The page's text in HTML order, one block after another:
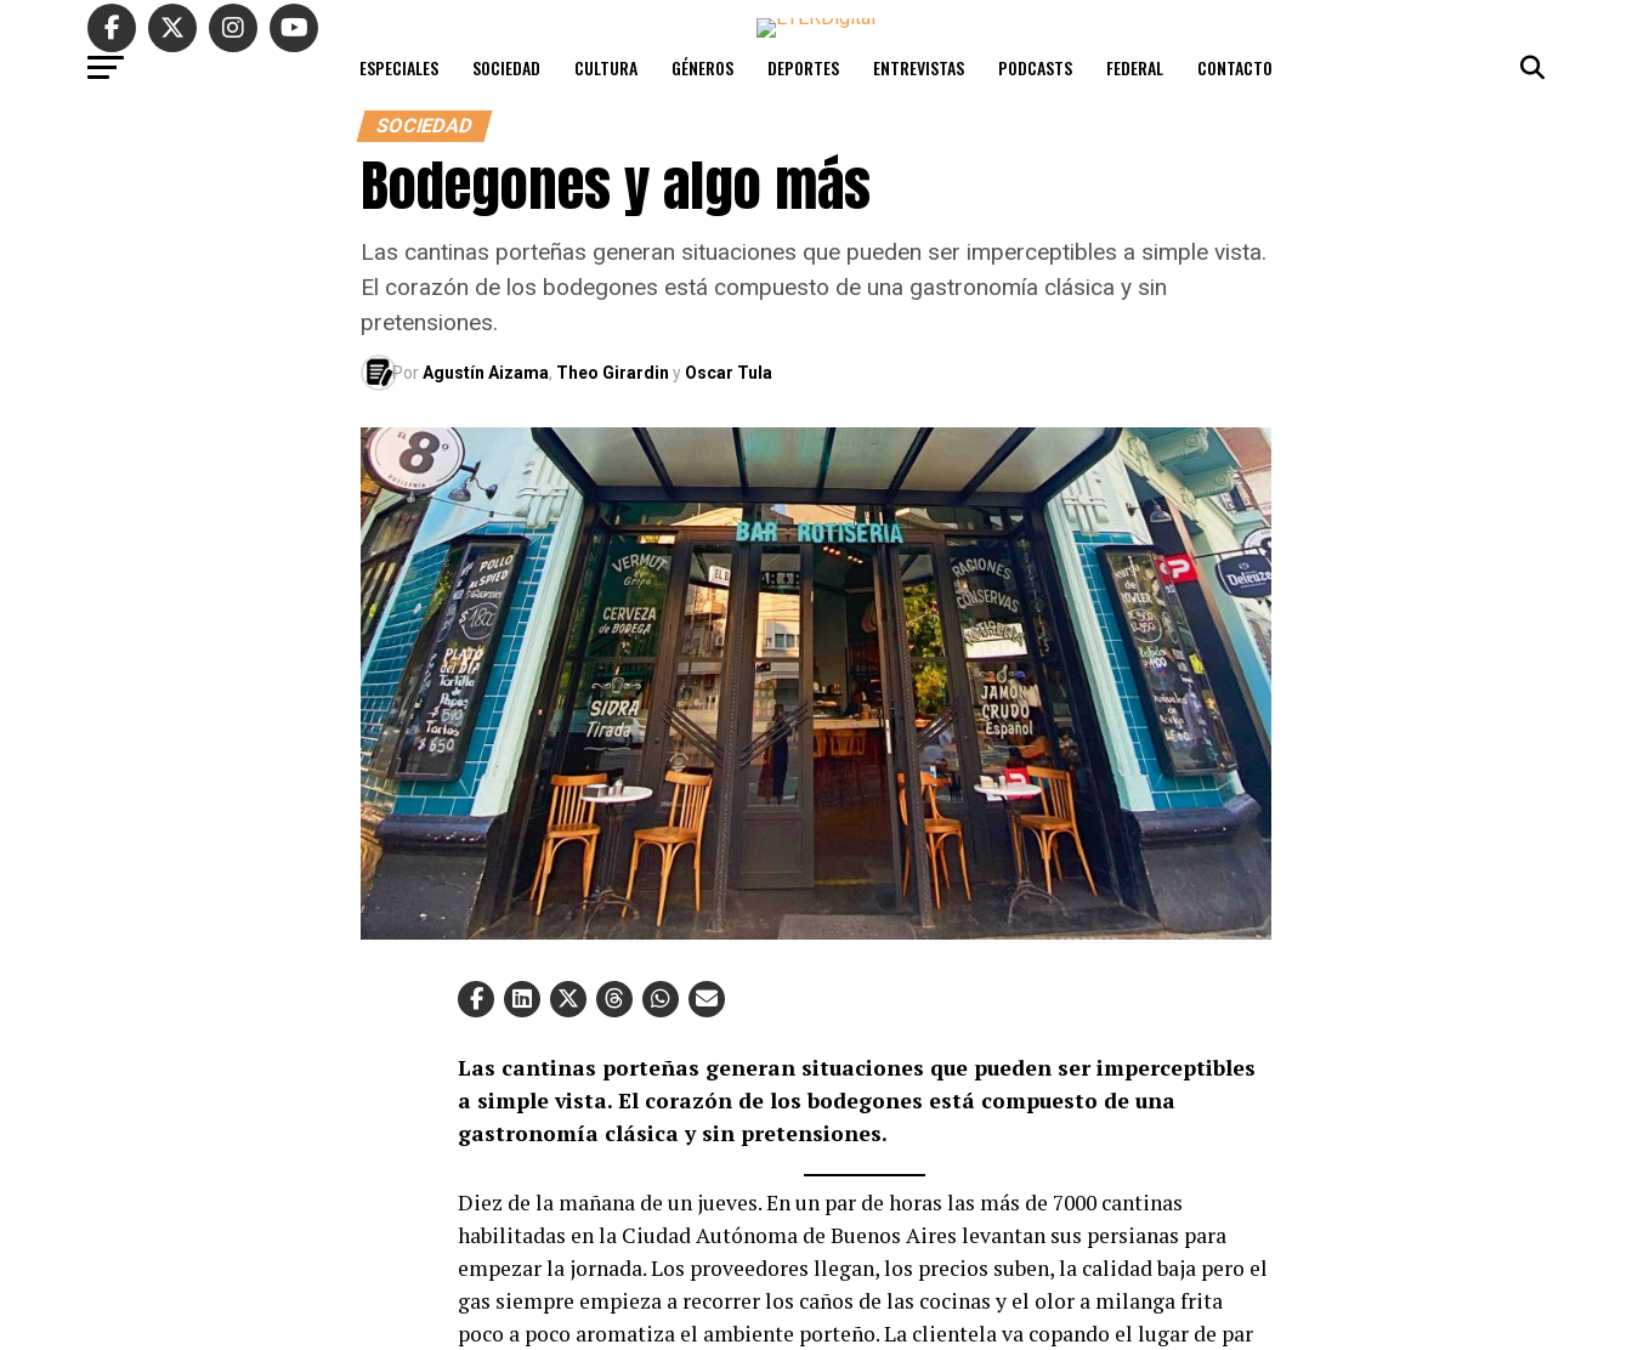
ESPECIALES SOCIEDAD CULTURA GÉNEROS DEPORTES ENTREVISTAS PODCASTS FEDERAL CONTACTO
SOCIEDAD
Bodegones y algo más
Las cantinas porteñas generan situaciones que pueden ser imperceptibles a simple vista.
El corazón de los bodegones está compuesto de una gastronomía clásica y sin
pretensiones.
PorAgustín Aizama, Theo Girardin y Oscar Tula
Las cantinas porteñas generan situaciones que pueden ser imperceptibles
a simple vista. El corazón de los bodegones está compuesto de una
gastronomía clásica y sin pretensiones.
Diez de la mañana de un jueves. En un par de horas las más de 7000 cantinas
habilitadas en la Ciudad Autónoma de Buenos Aires levantan sus persianas para
empezar la jornada. Los proveedores llegan, los precios suben, la calidad baja pero el
gas siempre empieza a recorrer los caños de las cocinas y el olor a milanga frita
poco a poco aromatiza el ambiente porteño. La clientela va copando el lugar de par